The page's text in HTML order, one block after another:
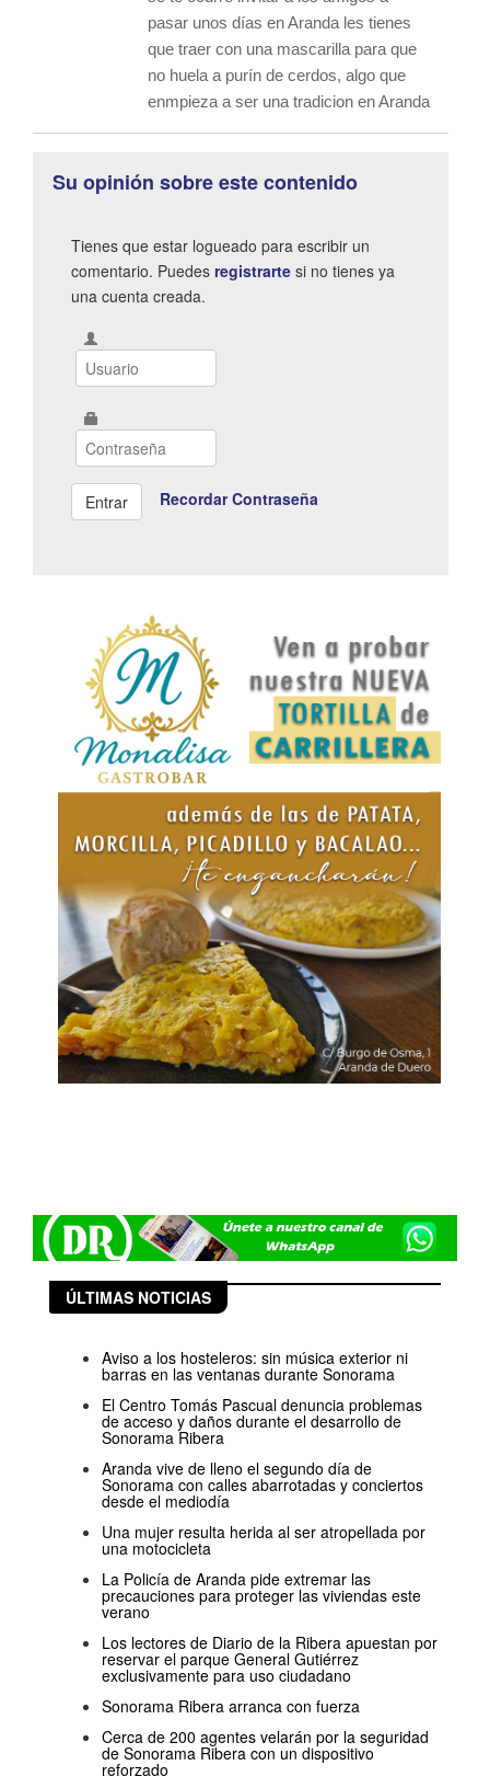
pasar unos días en Aranda les tienes
que traer con una mascarilla para que
no huela a purín de cerdos, algo que
enmpieza a ser una tradicion en Aranda
Su opinión sobre este contenido
Tienes que estar logueado para escribir un
comentario. Puedes registrarte si no tienes ya
una cuenta creada.
Recordar Contraseña
ÚLTIMAS NOTICIAS
Aviso a los hosteleros: sin música exterior ni
barras en las ventanas durante Sonorama
El Centro Tomás Pascual denuncia problemas
de acceso y daños durante el desarrollo de
Sonorama Ribera
Aranda vive de lleno el segundo día de
Sonorama con calles abarrotadas y conciertos
desde el mediodía
Una mujer resulta herida al ser atropellada por
una motocicleta
La Policía de Aranda pide extremar las
precauciones para proteger las viviendas este
verano
Los lectores de Diario de la Ribera apuestan por
reservar el parque General Gutiérrez
exclusivamente para uso ciudadano
Sonorama Ribera arranca con fuerza
Cerca de 200 agentes velarán por la seguridad
de Sonorama Ribera con un dispositivo
reforzado